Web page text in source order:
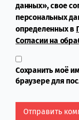
данных», свое
персональных
определенных в
Согласии на
Сохранить моё
браузере для